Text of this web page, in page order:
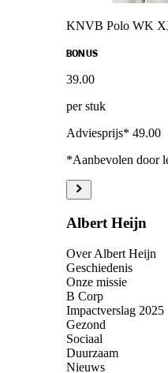
KNVB Polo WK
BONUS
39.00
per stuk
Adviesprijs* 49.00
*Aanbevolen door
Albert Heijn
Over Albert Heijn
Geschiedenis
Onze missie
B Corp
Impactverslag 2025
Gezond
Sociaal
Duurzaam
Nieuws